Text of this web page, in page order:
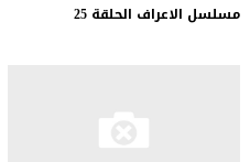
مسلسل الاعراف الحلقة 25